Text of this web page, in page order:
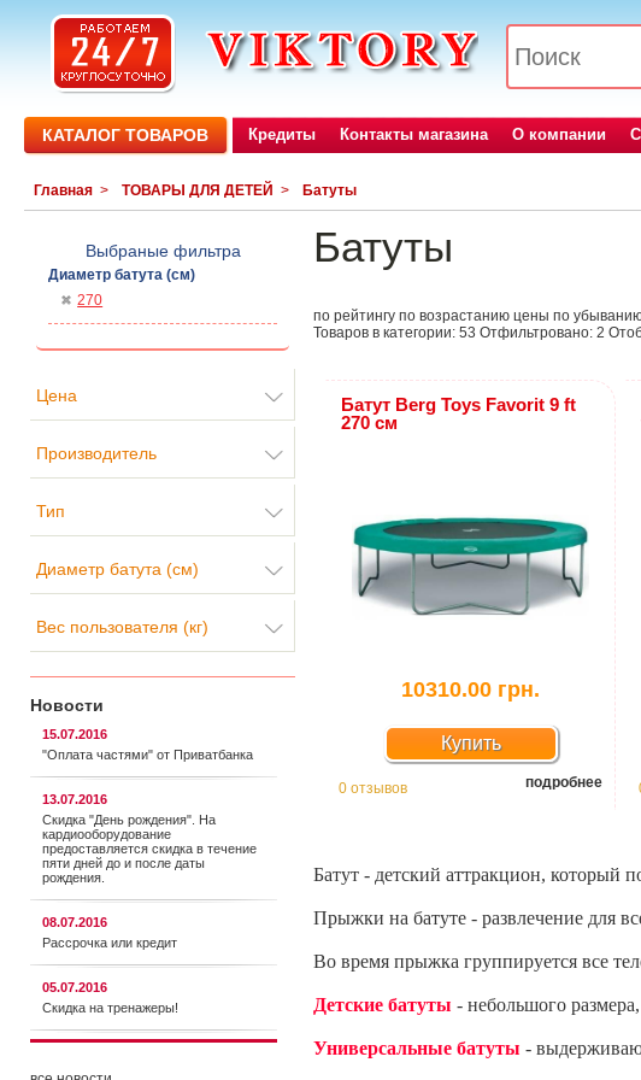
КАТАЛОГ ТОВАРОВ Кредиты Контакты магазина О компании
Главная > ТОВАРЫ ДЛЯ ДЕТЕЙ > Батуты
Выбраные фильтра
Диаметр батута (см)
270
Цена
Производитель
Тип
Диаметр батута (см)
Вес пользователя (кг)
Новости
15.07.2016
"Оплата частями" от Приватбанка
13.07.2016
Скидка "День рождения". На
кардиооборудование
предоставляется cкидка в течение
пяти дней до и после даты
рождения.
08.07.2016
Рассрочка или кредит
05.07.2016
Скидка на тренажеры!
Батуты
по рейтингу по возрастанию цены по
Товаров в категории:53 Отфильтровано:2
Батут Berg Toys Favorit 9 ft
270 см
10310.00 грн.
Купить
0 отзывов подробнее
Батут - детский аттракцион, который
Прыжки на батуте - развлечение для
Во время прыжка группируется все
Детские батуты - небольшого
Универсальные батуты -